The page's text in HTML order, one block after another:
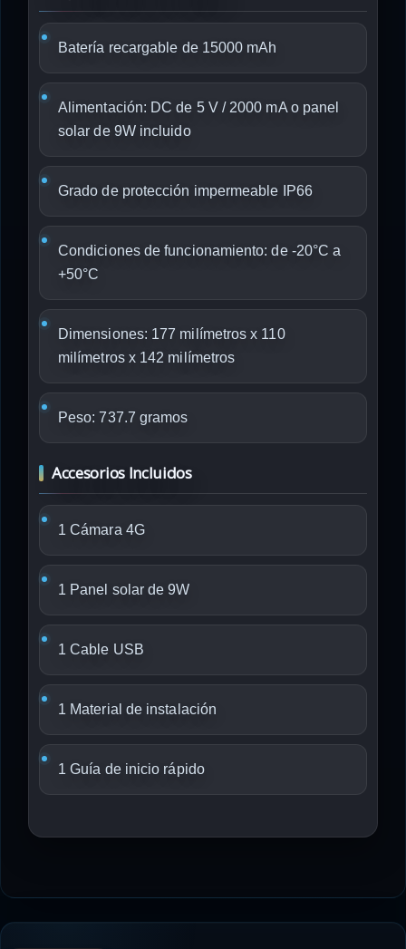
Batería recargable de 15000 mAh
Alimentación: DC de 5 V / 2000 mA o panel
solar de 9W incluido
Grado de protección impermeable IP66
Condiciones de funcionamiento: de -20°C a
+50°C
Dimensiones: 177 milímetros x 110
milímetros x 142 milímetros
Peso: 737.7 gramos
Accesorios Incluidos
1 Cámara 4G
1 Panel solar de 9W
1 Cable USB
1 Material de instalación
1 Guía de inicio rápido